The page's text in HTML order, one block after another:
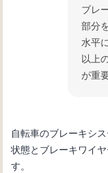
ブレ
部分
水平
以上
が重
自転車のブレーキシ
状態とブレーキワイ
す。